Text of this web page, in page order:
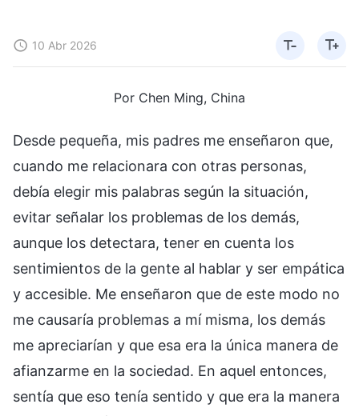
10 Abr 2026
Por Chen Ming, China
Desde pequeña, mis padres me enseñaron que,
cuando me relacionara con otras personas,
debía elegir mis palabras según la situación,
evitar señalar los problemas de los demás,
aunque los detectara, tener en cuenta los
sentimientos de la gente al hablar y ser empática
y accesible. Me enseñaron que de este modo no
me causaría problemas a mí misma, los demás
me apreciarían y que esa era la única manera de
afianzarme en la sociedad. En aquel entonces,
sentía que eso tenía sentido y que era la manera